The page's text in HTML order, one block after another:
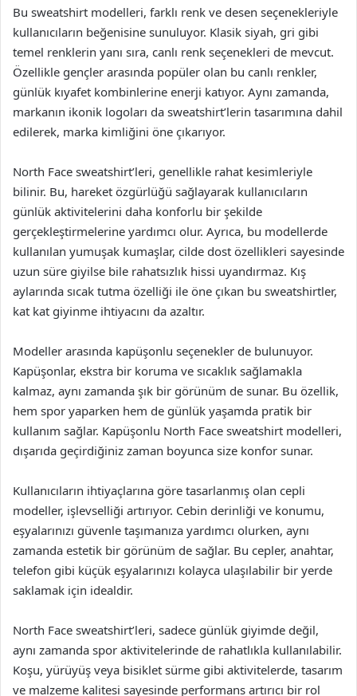
Bu sweatshirt modelleri, farklı renk ve desen seçenekleriyle
kullanıcıların beğenisine sunuluyor. Klasik siyah, gri gibi
temel renklerin yanı sıra, canlı renk seçenekleri de mevcut.
Özellikle gençler arasında popüler olan bu canlı renkler,
günlük kıyafet kombinlerine enerji katıyor. Aynı zamanda,
markanın ikonik logoları da sweatshirt’lerin tasarımına dahil
edilerek, marka kimliğini öne çıkarıyor.
North Face sweatshirt’leri, genellikle rahat kesimleriyle
bilinir. Bu, hareket özgürlüğü sağlayarak kullanıcıların
günlük aktivitelerini daha konforlu bir şekilde
gerçekleştirmelerine yardımcı olur. Ayrıca, bu modellerde
kullanılan yumuşak kumaşlar, cilde dost özellikleri sayesinde
uzun süre giyilse bile rahatsızlık hissi uyandırmaz. Kış
aylarında sıcak tutma özelliği ile öne çıkan bu sweatshirtler,
kat kat giyinme ihtiyacını da azaltır.
Modeller arasında kapüşonlu seçenekler de bulunuyor.
Kapüşonlar, ekstra bir koruma ve sıcaklık sağlamakla
kalmaz, aynı zamanda şık bir görünüm de sunar. Bu özellik,
hem spor yaparken hem de günlük yaşamda pratik bir
kullanım sağlar. Kapüşonlu North Face sweatshirt modelleri,
dışarıda geçirdiğiniz zaman boyunca size konfor sunar.
Kullanıcıların ihtiyaçlarına göre tasarlanmış olan cepli
modeller, işlevselliği artırıyor. Cebin derinliği ve konumu,
eşyalarınızı güvenle taşımanıza yardımcı olurken, aynı
zamanda estetik bir görünüm de sağlar. Bu cepler, anahtar,
telefon gibi küçük eşyalarınızı kolayca ulaşılabilir bir yerde
saklamak için idealdir.
North Face sweatshirt’leri, sadece günlük giyimde değil,
aynı zamanda spor aktivitelerinde de rahatlıkla kullanılabilir.
Koşu, yürüyüş veya bisiklet sürme gibi aktivitelerde, tasarım
ve malzeme kalitesi sayesinde performans artırıcı bir rol